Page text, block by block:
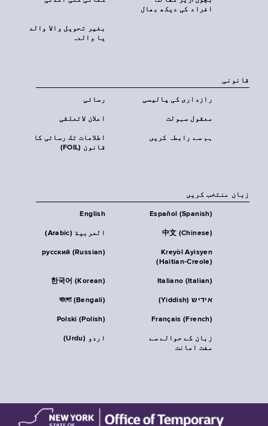
افراد کی دیکھ بھال
بغیر تحویل والا والد
یا والدہ
قانونی
رسائی رازداری کی پالیسی
اعلان لاتعلقی معقول سہولت
اطلاعات تک رسائی کا
قانون (FOIL)
ہم سے رابطہ کریں
زبان منتخب کریں
English Español (Spanish)
العربية (Arabic) 中文 (Chinese)
русский (Russian)
Kreyòl Ayisyen
(Haitian-Creole)
한국어 (Korean) Italiano (Italian)
বাংলা (Bengali) אידיש (Yiddish)
Polski (Polish) Français (French)
اردو (Urdu)
زبان کے حوالے سے
مفت اعانت